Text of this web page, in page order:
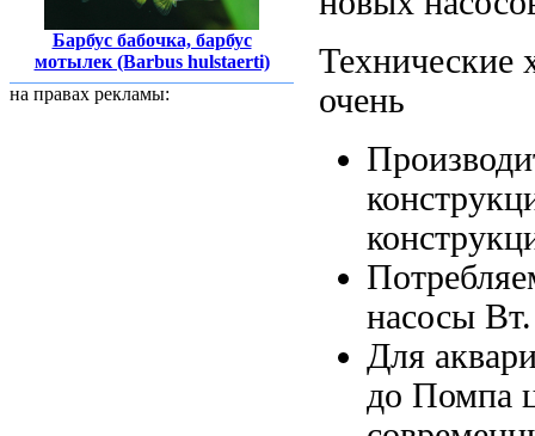
Барбус бабочка, барбус
мотылек (Barbus hulstaerti)
на правах рекламы:
Технические
очень
насосы
Для
до Помпа